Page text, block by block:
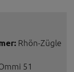
Rhön-Zügle
51